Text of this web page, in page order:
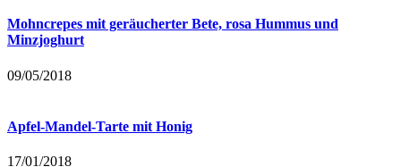
Mohncrepes mit geräucherter Bete, rosa Hummus und
Minzjoghurt
09/05/2018
Apfel-Mandel-Tarte mit Honig
17/01/2018